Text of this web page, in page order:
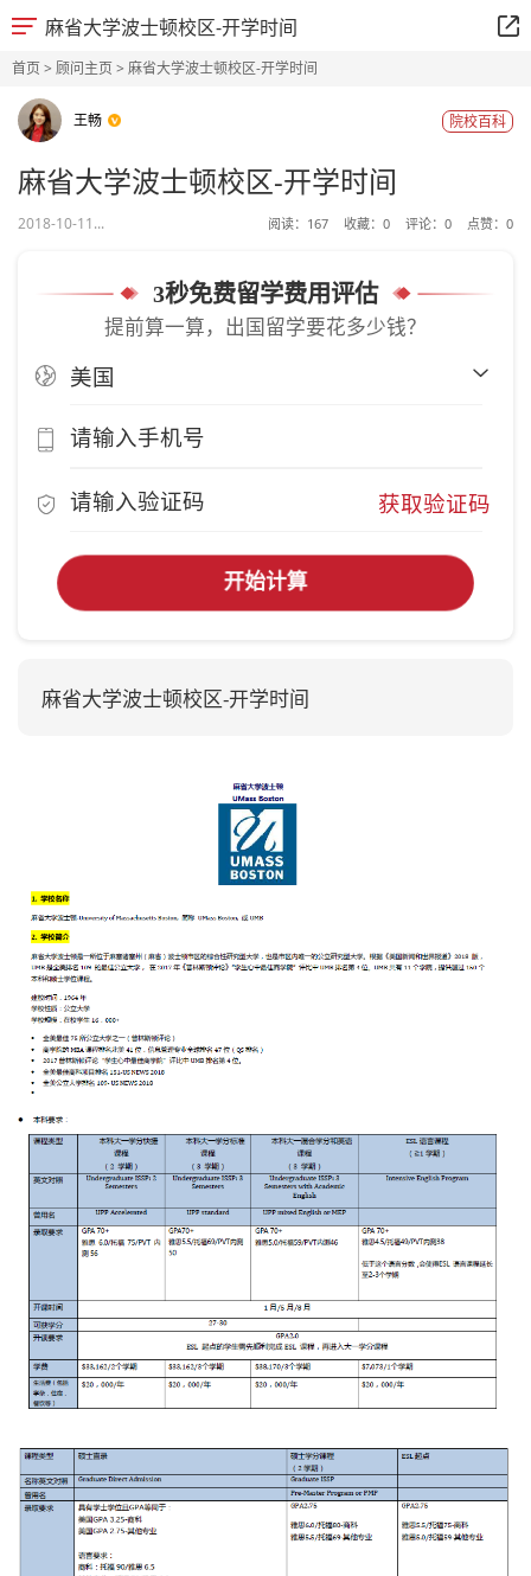
麻省大学波士顿校区-开学时间
首页> 顾问主页> 麻省大学波士顿校区-开学时间
王畅 院校百科
麻省大学波士顿校区-开学时间
2018-10-11... 阅读： 167 收藏： 0 评论： 0 点赞： 0
3秒免费留学费用评估
提前算一算，出国留学要花多少钱？
获取验证码
开始计算
麻省大学波士顿校区-开学时间